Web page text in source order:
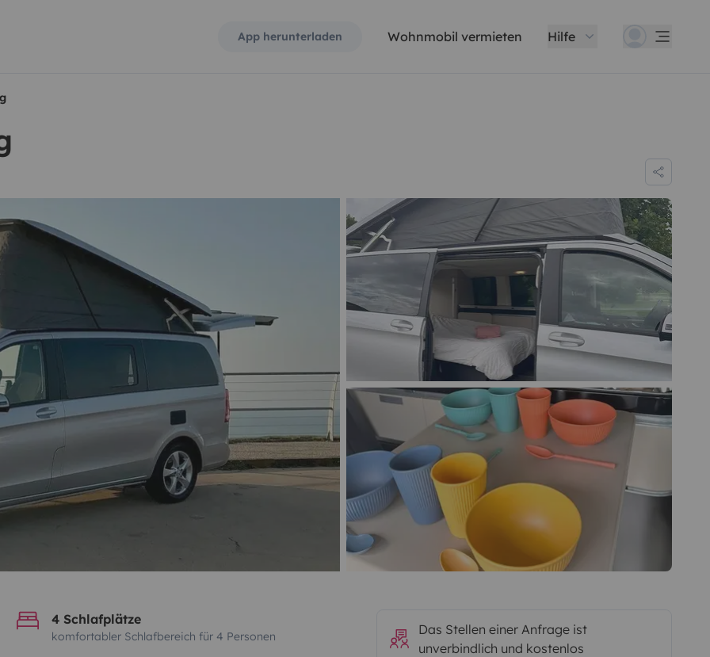
App herunterladen Wohnmobil vermieten Hilfe
4 Schlafplätze
komfortabler Schlafbereich für 4 Personen
Das Stellen einer Anfrage ist
unverbindlich und kostenlos